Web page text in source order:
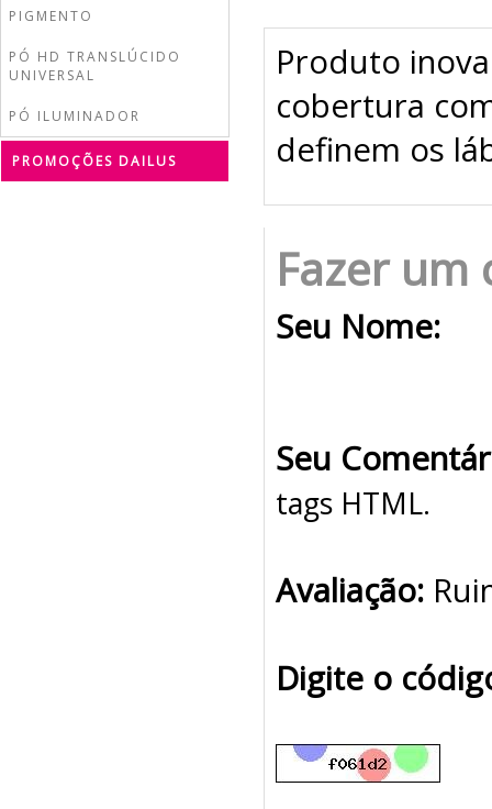
PIGMENTO
PÓ HD TRANSLÚCIDO
UNIVERSAL
PÓ ILUMINADOR
PROMOÇÕES DAILUS
Produto
cobertura
definem os
Fazer um
Seu Nome:
Seu
tags HTML.
Avaliação:
Digite o